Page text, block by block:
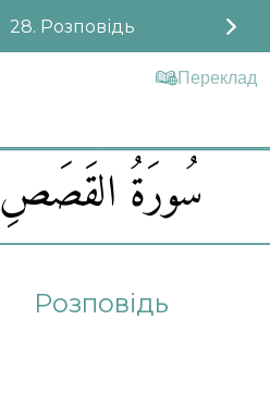
28. Розповідь
Переклад
سُورَةُ القَصَصِ
Розповідь